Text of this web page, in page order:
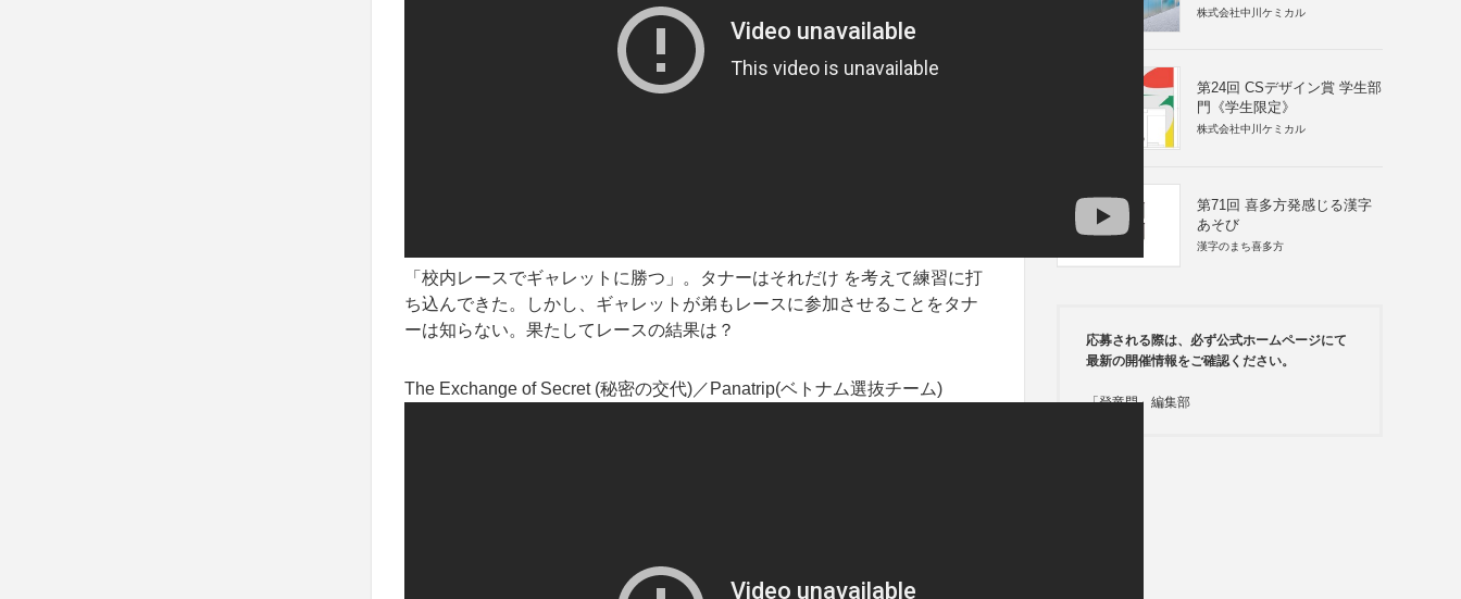
「校内レースでギャレットに勝つ」。タナーはそれだけ を考えて練習に打
ち込んできた。しかし、ギャレットが弟もレースに参加させることをタナ
ーは知らない。果たしてレースの結果は？
The Exchange of Secret (秘密の交代)／Panatrip(ベトナム選抜チーム)
株式会社中川ケミカル
第24回 CSデザイン賞 学生部
門《学生限定》
株式会社中川ケミカル
第71回 喜多方発感じる漢字
あそび
漢字のまち喜多方
応募される際は、必ず公式ホームページにて
最新の開催情報をご確認ください。
「登竜門」編集部